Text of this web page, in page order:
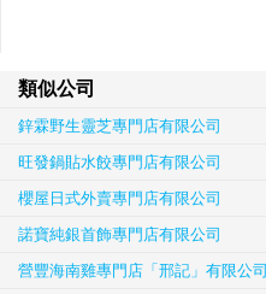
類似公司
鋅霖野生靈芝專門店有限公司
旺發鍋貼水餃專門店有限公司
櫻屋日式外賣專門店有限公司
諾寶純銀首飾專門店有限公司
營豐海南雞專門店「邢記」有限公司